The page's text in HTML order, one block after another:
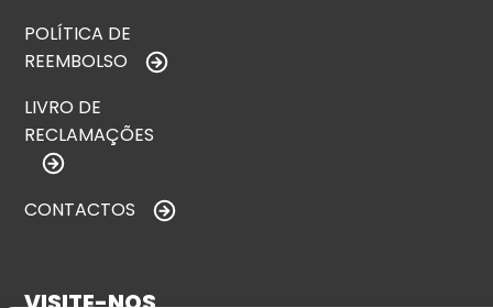
POLÍTICA DE
REEMBOLSO
LIVRO DE
RECLAMAÇÕES
CONTACTOS